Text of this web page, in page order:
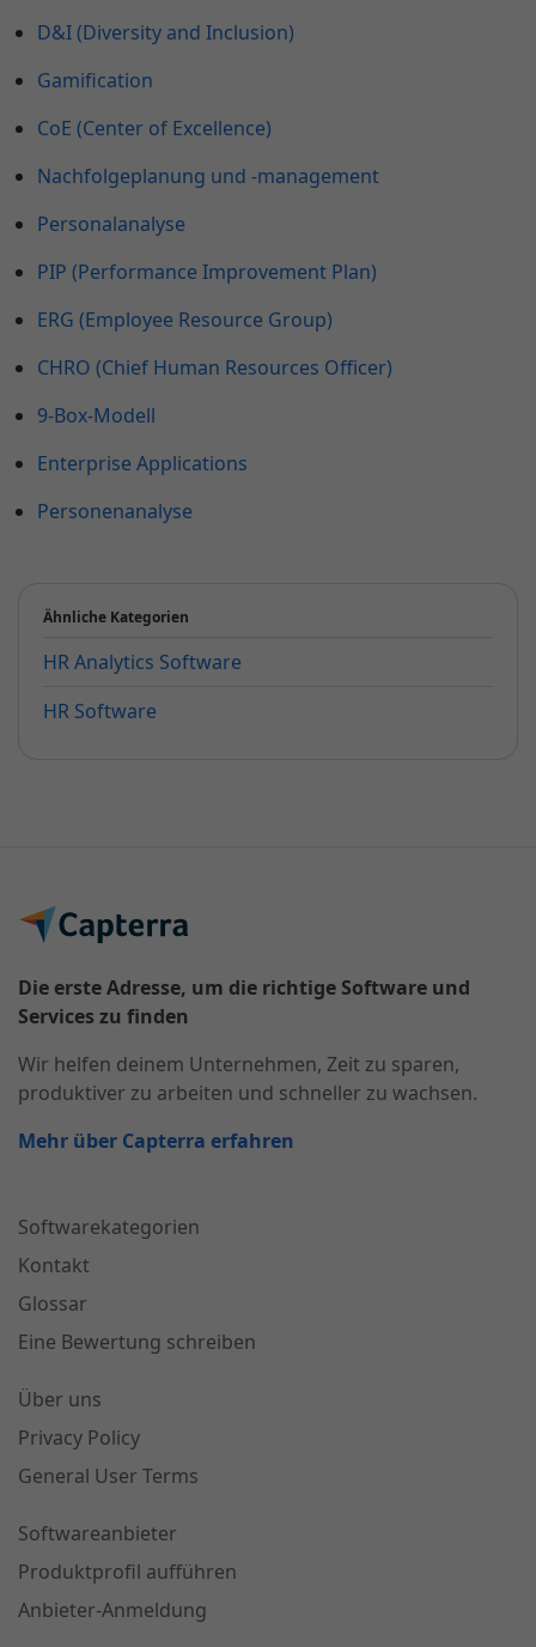
D&I (Diversity and Inclusion)
Gamification
CoE (Center of Excellence)
Nachfolgeplanung und -management
Personalanalyse
PIP (Performance Improvement Plan)
ERG (Employee Resource Group)
CHRO (Chief Human Resources Officer)
9-Box-Modell
Enterprise Applications
Personenanalyse
Ähnliche Kategorien
HR Analytics Software
HR Software
Die erste Adresse, um die richtige Software und
Services zu finden
Wir helfen deinem Unternehmen, Zeit zu sparen,
produktiver zu arbeiten und schneller zu wachsen.
Mehr über Capterra erfahren
Softwarekategorien
Kontakt
Glossar
Eine Bewertung schreiben
Über uns
Privacy Policy
General User Terms
Softwareanbieter
Produktprofil aufführen
Anbieter-Anmeldung